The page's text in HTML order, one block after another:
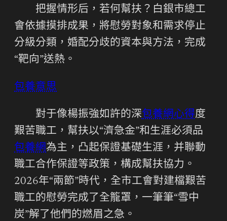
把握情形后，若何幫扶？白銀市總工
會依據摸排成果，將慰勞對象和需求停止
分級分類，婚配分歧的資本與方法，完成
“靶向”送熱。
包養意思
對于像楊振強如許的深包養網心得度
艱苦職工，幫扶以“濟急金”和生涯必須品
包養網為主，凸起保證基礎生涯，并聯動
職工合作保證等政策，構成幫扶協力。
2026年“兩節”時代，全市工會對建檔艱苦
職工的慰勞完成了全籠罩，一筆筆“雪中
炭”解了他們的燃眉之急。